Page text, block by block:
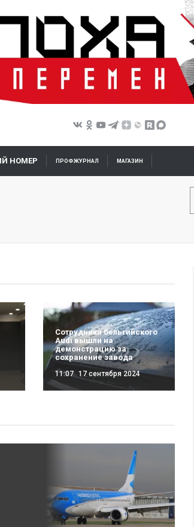
НОМЕР ПРОФЖУРНАЛ МАГАЗИН
Сотрудники бельгийского
Audi вышли на
демонстрацию за
сохранение завода
11:07 17 сентября 2024